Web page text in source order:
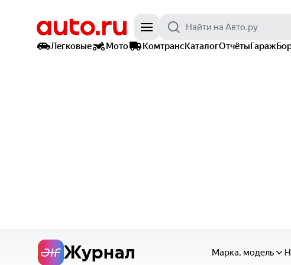
Легковые
Мото КомтрансКаталогОтчётыГараж
Журнал Марка, модель